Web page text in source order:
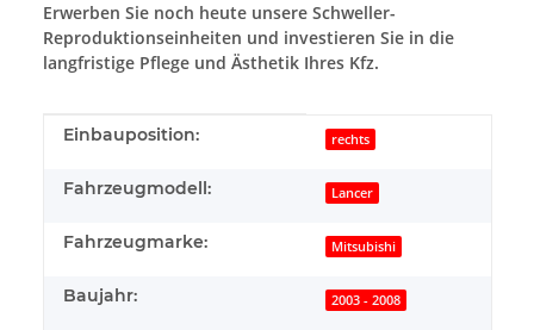
Erwerben Sie noch heute unsere Schweller-
Reproduktionseinheiten und investieren Sie in die
langfristige Pflege und Ästhetik Ihres Kfz.
Produkteigenschaft
Wert
Einbauposition: rechts
Fahrzeugmodell: Lancer
Fahrzeugmarke: Mitsubishi
Baujahr: 2003 - 2008